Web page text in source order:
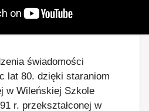
świadomości
lat 80. dzięki staraniom
w Wileńskiej Szkole
r. przekształconej w